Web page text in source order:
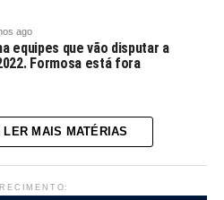
ago
equipes que vão disputar a
Formosa está fora
MAIS MATÉRIAS